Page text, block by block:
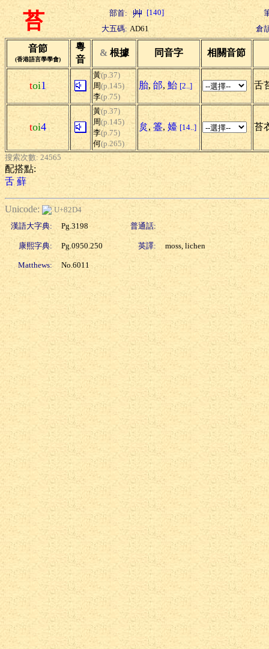
苔 部首: [140]
大五碼: AD61 倉
音節
(香港語言學學會)
粵
音
& 根據 同音字 相關音節
toi1
黃(p.37)
周(p.145)
李(p.75)
胎, 邰, 鮐 [2..] 舌
toi4
黃(p.37)
周(p.145)
李(p.75)
何(p.265)
炱, 籉, 嬯 [14..] 苔
搜索次數: 24565
配搭點:
舌 蘚
Unicode:
U+82D4
漢語大字典:
Pg.3198 普通話:
康熙字典: Pg.0950.250 英譯: moss, lichen
Matthews: No.6011